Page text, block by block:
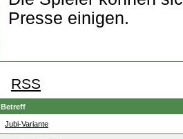
Presse einigen.
RSS
Betreff
Jubi-Variante